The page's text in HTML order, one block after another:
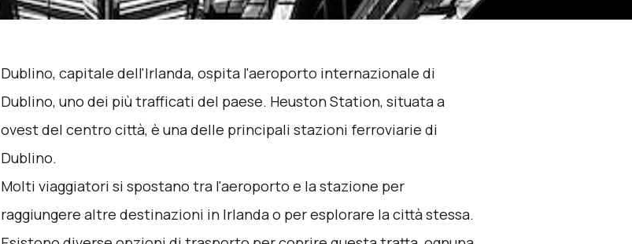
Dublino, capitale dell'Irlanda, ospita l'aeroporto internazionale di
Dublino, uno dei più trafficati del paese. Heuston Station, situata a
ovest del centro città, è una delle principali stazioni ferroviarie di
Dublino.
Molti viaggiatori si spostano tra l'aeroporto e la stazione per
raggiungere altre destinazioni in Irlanda o per esplorare la città stessa.